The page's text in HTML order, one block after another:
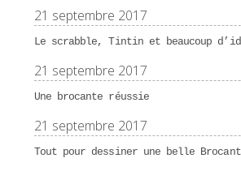
21 septembre 2017
Le scrabble, Tintin et beaucoup
21 septembre 2017
Une brocante réussie
21 septembre 2017
Tout pour dessiner une belle